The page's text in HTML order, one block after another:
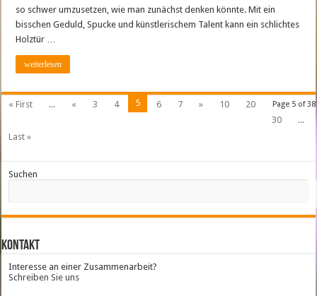
so schwer umzusetzen, wie man zunächst denken könnte. Mit ein
bisschen Geduld, Spucke und künstlerischem Talent kann ein schlichtes
Holztür …
weiterlesen
Page 5 of 38
« First ... « 3 4 5 6 7 » 10
20
30
...
Last »
Suchen
Kontakt
Interesse an einer Zusammenarbeit?
Schreiben Sie uns